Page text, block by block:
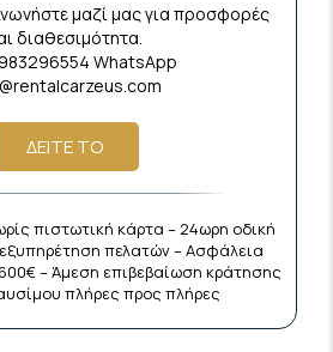
μαζί μας για προσφορές
διαθεσιμότητα.
WhatsApp
ΔΕΙΤΕ ΤΟ
πιστωτική κάρτα – 24ωρη οδική
πελατών – Ασφάλεια
– Άμεση επιβεβαίωση κράτησης
πλήρες προς πλήρες